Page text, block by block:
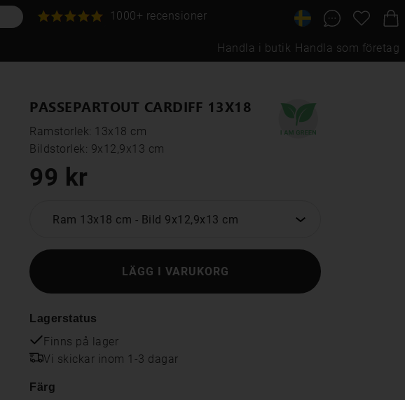
1000+ recensioner
Handla i butik Handla som företag
PASSEPARTOUT CARDIFF 13X18
Ramstorlek: 13x18 cm
Bildstorlek: 9x12,9x13 cm
99 kr
Ram 13x18 cm - Bild 9x12,9x13 cm
LÄGG I VARUKORG
Lagerstatus
Finns på lager
Vi skickar inom 1-3 dagar
Färg